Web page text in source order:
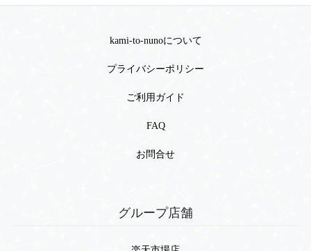
kami-to-nunoについて
プライバシーポリシー
ご利用ガイド
FAQ
お問合せ
グループ店舗